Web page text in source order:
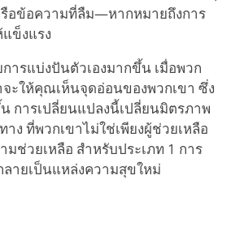
อข้อความที่ลืม—หากหมายถึงการ
ข็งแรง
ารแบ่งปันตัวเองมากขึ้น เมื่อพวก
ะให้คุณเห็นจุดอ่อนของพวกเขา ซึ่ง
การเปลี่ยนแปลงนี้เปลี่ยนมิตรภาพ
ง ที่พวกเขาไม่ใช่เพียงผู้ช่วยเหลือ
มช่วยเหลือ สำหรับประเภท 1 การ
ายเป็นแหล่งความสุขใหม่